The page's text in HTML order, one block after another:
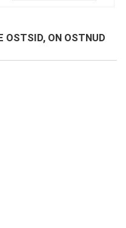
OSTSID, ON OSTNUD